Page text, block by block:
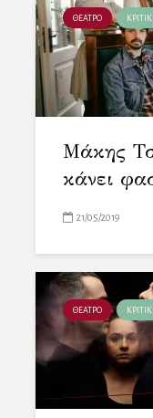
ΘΕΑΤΡΟ
Μάκης
κάνει
21/05/2019
ΘΕΑΤΡΟ